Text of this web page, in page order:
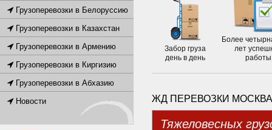
Забор груза
день в день
Более
лет
работы
ЖД ПЕРЕВОЗКИ
Тяжеловесных
Грузоперевозки в Белоруссию
Грузоперевозки в Казахстан
Грузоперевозки в Армению
Грузоперевозки в Киргизию
Грузоперевозки в Абхазию
Новости